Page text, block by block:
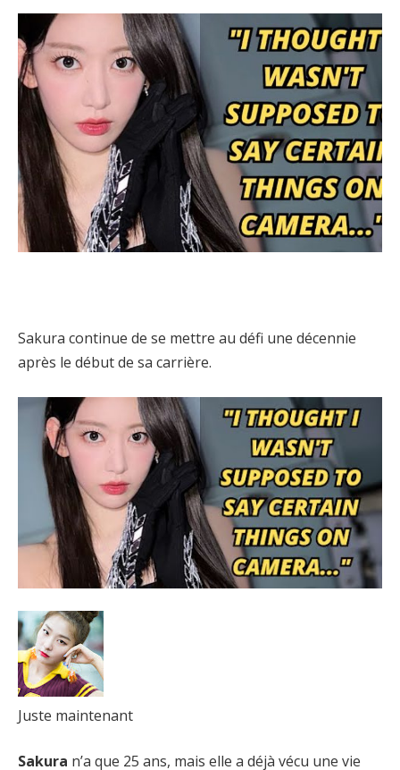
Sakura continue de se mettre au défi une décennie
après le début de sa carrière.
Juste maintenant
Sakura n’a que 25 ans, mais elle a déjà vécu une vie